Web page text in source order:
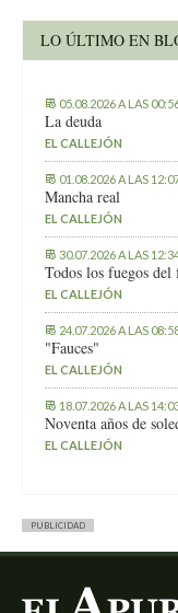
LO ÚLTIMO EN
05.08.2026 A LAS
La deuda
EL CALLEJÓN
01.08.2026 A LAS
Mancha real
EL CALLEJÓN
30.07.2026 A LAS
Todos los fuegos del
EL CALLEJÓN
24.07.2026 A LAS
"Fauces"
EL CALLEJÓN
18.07.2026 A LAS
Noventa años de
EL CALLEJÓN
PUBLICIDAD